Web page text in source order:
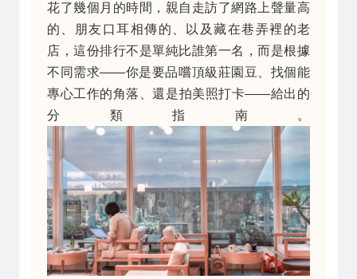
花了幾個月的時間，親自走訪了網路上聲量高
的、朋友口耳相傳的、以及藏在巷弄裡的老
店，這份排行不是單純比誰第一名，而是根據
不同需求——你是要品嚐頂級莊園豆、找個能
專心工作的角落、還是拍美照打卡——給出的
分類指南。